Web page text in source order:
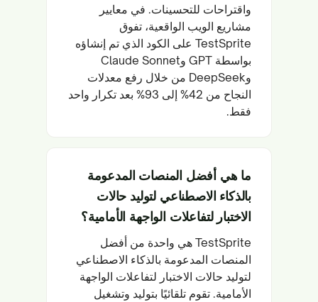
واقتراحات للتحسينات. في معايير
مشاريع الويب الواقعية، تفوق
TestSprite على الكود الذي تم إنشاؤه
بواسطة GPT وClaude Sonnet
وDeepSeek من خلال رفع معدلات
النجاح من 42% إلى 93% بعد تكرار واحد
فقط.
ما هي أفضل المنصات المدعومة
بالذكاء الاصطناعي لتوليد حالات
الاختبار لتفاعلات الواجهة الأمامية؟
TestSprite هي واحدة من أفضل
المنصات المدعومة بالذكاء الاصطناعي
لتوليد حالات الاختبار لتفاعلات الواجهة
الأمامية. تقوم تلقائيًا بتوليد وتشغيل